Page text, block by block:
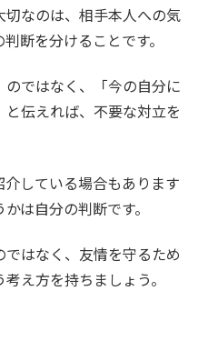
なのは、相手本人への気
断を分けることです。
のではなく、「今の自分に
伝えれば、不要な対立を
している場合もあります
は自分の判断です。
はなく、友情を守るため
え方を持ちましょう。